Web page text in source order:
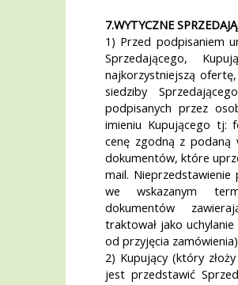
7.WYTYCZNE
1) Przed podpisaniem
Sprzedającego,
najkorzystniejszą
siedziby
podpisanych przez
imieniu Kupującego tj:
cenę zgodną z podaną
dokumentów, które
mail.
we wskazanym
dokumentów
traktował jako
od przyjęcia
2) Kupujący (który
jest przedstawić